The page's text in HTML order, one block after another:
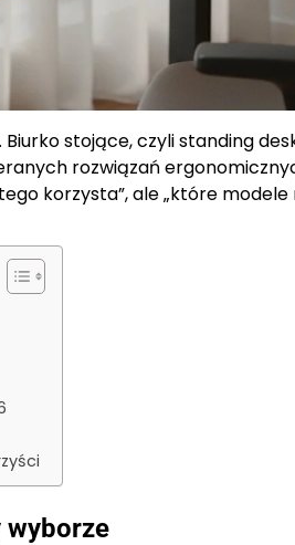
stojące, czyli standing
rozwiązań
korzysta”, ale „które modele
wyborze